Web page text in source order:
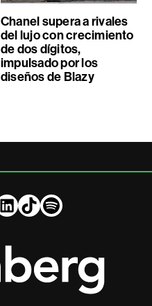
Chanel supera a rivales
del lujo con crecimiento
de dos dígitos,
impulsado por los
diseños de Blazy